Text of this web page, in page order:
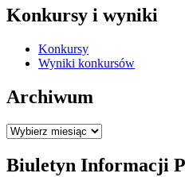
Konkursy i wyniki
Konkursy
Wyniki konkursów
Archiwum
Archiwum
Biuletyn Informacji